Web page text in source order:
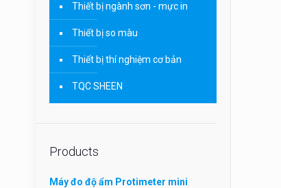
Thiết bị ngành sơn - mực in
Thiết bị so màu
Thiết bị thí nghiệm cơ bản
TQC SHEEN
Products
Máy đo độ ẩm Protimeter mini